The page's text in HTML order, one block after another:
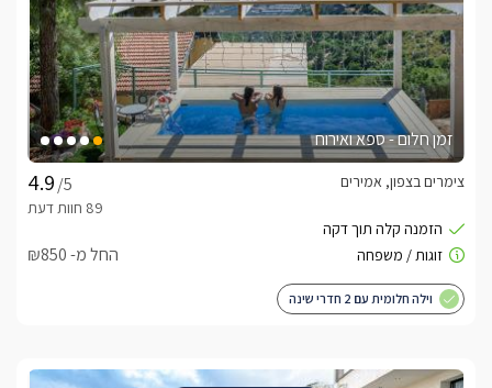
זמן חלום - ספא ואירוח
/5
צימרים בצפון, אמירים
החל מ- ₪850
וילה חלומית עם 2 חדרי שינה